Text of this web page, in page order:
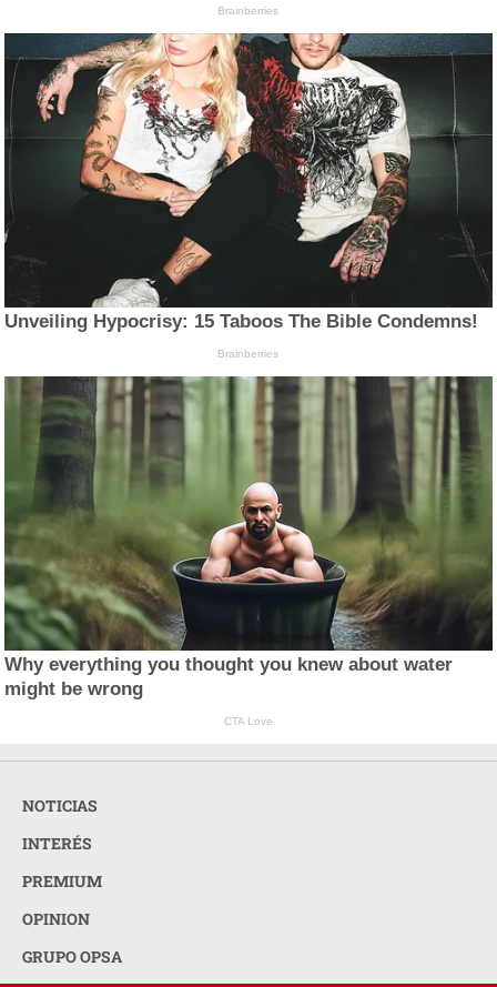
Brainberries
Unveiling Hypocrisy: 15 Taboos The Bible Condemns!
Brainberries
Why everything you thought you knew about water
might be wrong
CTA Love
NOTICIAS
INTERÉS
PREMIUM
OPINION
GRUPO OPSA